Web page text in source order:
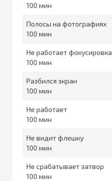
100
Полосы на фотографиях
100
Не работает фокусировка
100
Разбился экран
100
Не работает
100
Не видит флешку
100
Не срабатывает затвор
100